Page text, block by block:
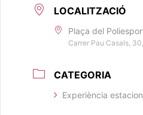
LOCALITZACIÓ
Plaça del
Carrer Pau Casals,
CATEGORIA
Experiència